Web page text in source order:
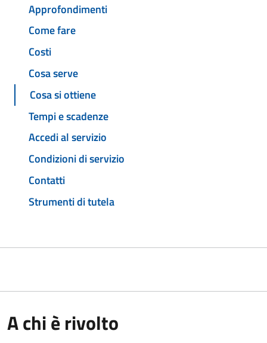
Approfondimenti
Come fare
Costi
Cosa serve
Cosa si ottiene
Tempi e scadenze
Accedi al servizio
Condizioni di servizio
Contatti
Strumenti di tutela
A chi è rivolto